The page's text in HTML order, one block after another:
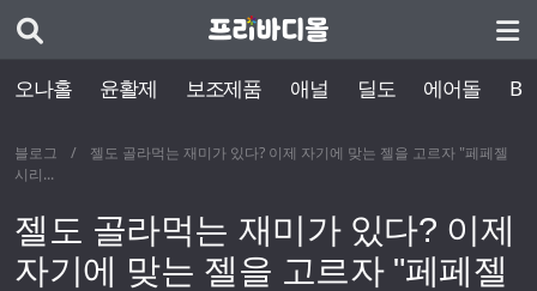
오나홀 윤활제 보조제품 애널 딜도 에어돌
블로그 /
젤도 골라먹는 재미가 있다? 이제 자기에 맞는 젤을 고르자 "페페젤
시리...
젤도 골라먹는 재미가 있다? 이제
자기에 맞는 젤을 고르자 "페페젤